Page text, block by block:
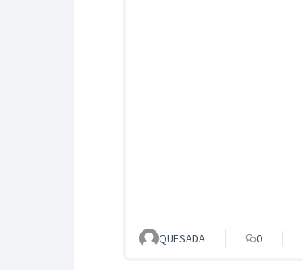
QUESADA 0